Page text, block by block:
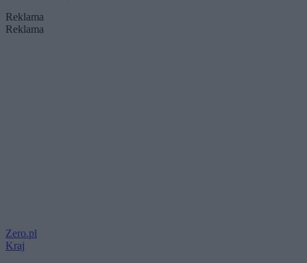
Reklama
Reklama
Zero.pl
Kraj